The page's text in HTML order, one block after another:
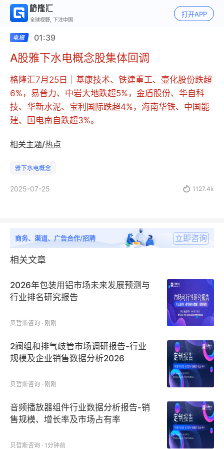
全球视野, 下注中国
打开APP
01:39
A股雅下水电概念股集体回调
格隆汇7月25日｜基康技术、铁建重工、壶化股份跌超
6%，易普力、中岩大地跌超5%，金盾股份、华自科
技、华新水泥、宝利国际跌超4%，海南华铁、中国能
建、国电南自跌超3%。
相关主题/热点
雅下水电概念
2025-07-25  1127.4k
商务、渠道、广告合作/招聘 立即咨询
相关文章
2026年包装用铝市场未来发展预测与
行业排名研究报告
贝哲斯咨询 · 刚刚
2阀组和排气歧管市场调研报告-行业
规模及企业销售数据分析2026
贝哲斯咨询 · 刚刚
音频播放器组件行业数据分析报告-销
售规模、增长率及市场占有率
贝哲斯咨询 · 1分钟前